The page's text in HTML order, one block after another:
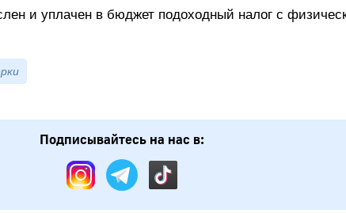
и уплачен в бюджет подоходный налог с
на нас в: